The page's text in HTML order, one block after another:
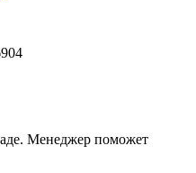
Менеджер поможет